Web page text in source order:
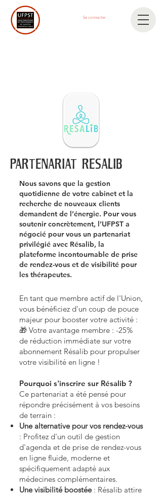
Se connecter
PARTENARIAT RESALIB
Nous savons que la gestion
quotidienne de votre cabinet et la
recherche de nouveaux clients
demandent de l’énergie. Pour vous
soutenir concrètement, l’UFPST a
négocié pour vous un partenariat
privilégié avec Résalib, la
plateforme incontournable de prise
de rendez-vous et de visibilité pour
les thérapeutes.
En tant que membre actif de l'Union,
vous bénéficiez d'un coup de pouce
majeur pour booster votre activité :
🎁 Votre avantage membre : -25%
de réduction immédiate sur votre
abonnement Résalib pour propulser
votre visibilité en ligne !
Pourquoi s'inscrire sur Résalib ?
Ce partenariat a été pensé pour
répondre précisément à vos besoins
de terrain :
Une alternative pour vos rendez-vous
: Profitez d'un outil de gestion
d'agenda et de prise de rendez-vous
en ligne fluide, moderne et
spécifiquement adapté aux
médecines complémentaires.
Une visibilité boostée: Résalib attire